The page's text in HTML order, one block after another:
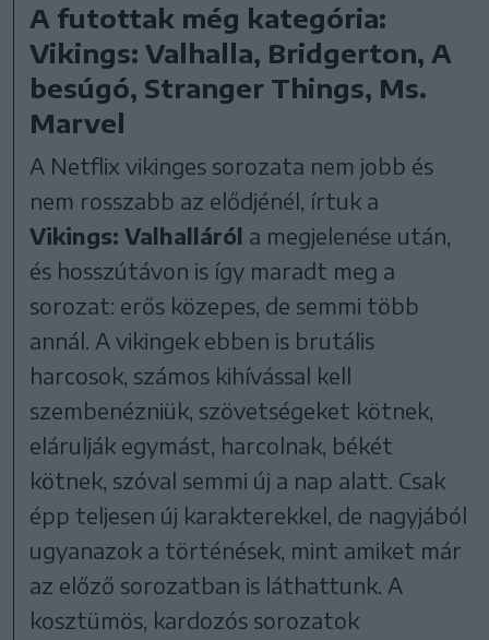
A futottak még kategória:
Vikings: Valhalla, Bridgerton, A
besúgó, Stranger Things, Ms.
Marvel
A Netflix vikinges sorozata nem jobb és
nem rosszabb az elődjénél, írtuk a
Vikings: Valhalláról a megjelenése után,
és hosszútávon is így maradt meg a
sorozat: erős közepes, de semmi több
annál. A vikingek ebben is brutális
harcosok, számos kihívással kell
szembenézniük, szövetségeket kötnek,
elárulják egymást, harcolnak, békét
kötnek, szóval semmi új a nap alatt. Csak
épp teljesen új karakterekkel, de nagyjából
ugyanazok a történések, mint amiket már
az előző sorozatban is láthattunk. A
kosztümös, kardozós sorozatok